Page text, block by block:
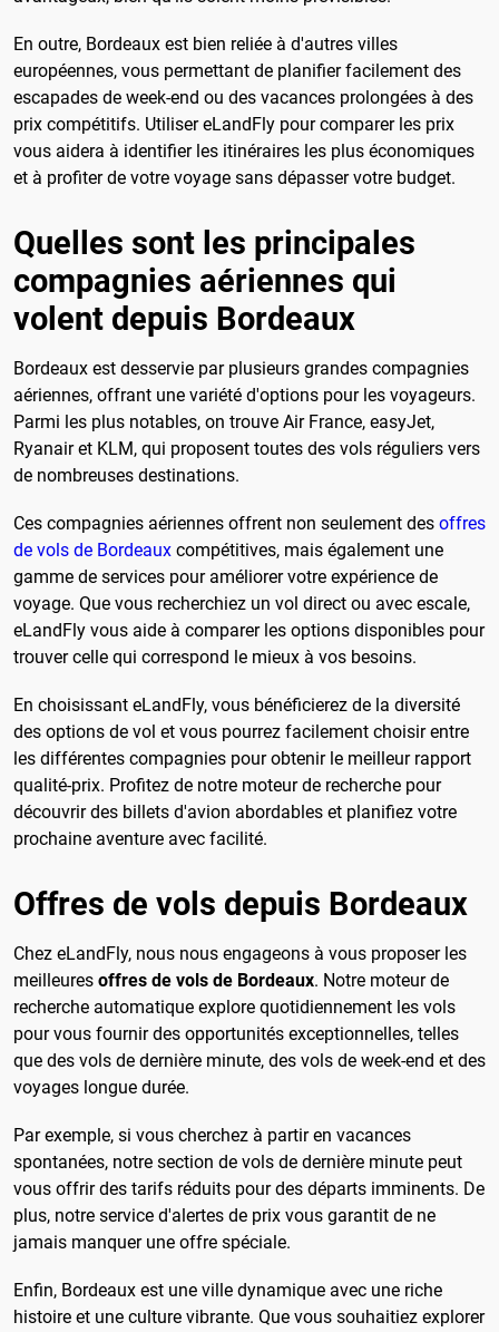
En outre, Bordeaux est bien reliée à d'autres villes
européennes, vous permettant de planifier facilement des
escapades de week-end ou des vacances prolongées à des
prix compétitifs. Utiliser eLandFly pour comparer les prix
vous aidera à identifier les itinéraires les plus économiques
et à profiter de votre voyage sans dépasser votre budget.
Quelles sont les principales
compagnies aériennes qui
volent depuis Bordeaux
Bordeaux est desservie par plusieurs grandes compagnies
aériennes, offrant une variété d'options pour les voyageurs.
Parmi les plus notables, on trouve Air France, easyJet,
Ryanair et KLM, qui proposent toutes des vols réguliers vers
de nombreuses destinations.
Ces compagnies aériennes offrent non seulement des offres
de vols de Bordeaux compétitives, mais également une
gamme de services pour améliorer votre expérience de
voyage. Que vous recherchiez un vol direct ou avec escale,
eLandFly vous aide à comparer les options disponibles pour
trouver celle qui correspond le mieux à vos besoins.
En choisissant eLandFly, vous bénéficierez de la diversité
des options de vol et vous pourrez facilement choisir entre
les différentes compagnies pour obtenir le meilleur rapport
qualité-prix. Profitez de notre moteur de recherche pour
découvrir des billets d'avion abordables et planifiez votre
prochaine aventure avec facilité.
Offres de vols depuis Bordeaux
Chez eLandFly, nous nous engageons à vous proposer les
meilleures offres de vols de Bordeaux. Notre moteur de
recherche automatique explore quotidiennement les vols
pour vous fournir des opportunités exceptionnelles, telles
que des vols de dernière minute, des vols de week-end et des
voyages longue durée.
Par exemple, si vous cherchez à partir en vacances
spontanées, notre section de vols de dernière minute peut
vous offrir des tarifs réduits pour des départs imminents. De
plus, notre service d'alertes de prix vous garantit de ne
jamais manquer une offre spéciale.
Enfin, Bordeaux est une ville dynamique avec une riche
histoire et une culture vibrante. Que vous souhaitiez explorer